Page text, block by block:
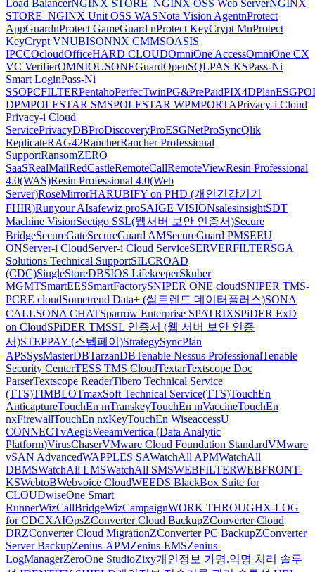
Load BalancerNGINX STORE_NGINX OSS Web ServerNGINX
STORE_NGINX Unit OSS WASNota Vision AgentnProtect
AppGuardnProtect GameGuard nProtect KeyCrypt MnProtect
KeyCrypt VNUBISONNX CMMSOASIS
IPCCOcloudOfficeHARD CLOUDOmniOne AccessOmniOne CX
VC VerifierOMNIOUSONEGuardOpenSQLPAS-KSPass-Ni
Smart LoginPass-Ni
SSOPCFILTERPentahoPerfecTwinPG&PrePaidPIX4DPlanESG
DPMPOLESTAR SMSPOLESTAR WPMPORTAPrivacy-i Cloud
Privacy-i Cloud
ServicePrivacyDBProDiscoveryProESGNetProSyncQlik
ReplicateRAG42RancherRancher Professional
SupportRansomZERO
SaaSRealMailRedCastleRemoteCallRemoteViewResin Professional
4.0(WAS)Resin Professional 4.0(Web
Server)RoseMirrorHARUBIFY on PHD (개인건강기기
FHIR)Runyour AIsafewiz proSAIGE VISIONsalesinsightSDT
Machine VisionSectigo SSL(웹서버 보안 인증서)Secure
BridgeSecureGateSecureGuard AMSecureGuard PMSEEU
ONServer-i CloudServer-i Cloud ServiceSERVERFILTERSGA
Solutions Technical SupportSILCROAD
(CDC)SingleStoreDBSIOS LifekeeperSkuber
MGMTSmartEESSmartFactorySNIPER ONE cloudSNIPER TMS-
PCRE cloudSometrend Data+ (썸트렌드 데이터플러스)SONA
CALLSONA CHATSparrow Enterprise SPATRIXSPiDER ExD
on CloudSPiDER TMSSL 인증서 (웹 서버 보안 인증
서)STEPPAY (스텝페이)StrategySyncPlan
APSSysMasterDBTarzanDBTenable Nessus ProfessionalTenable
Security CenterTESS TMS CloudTextarTextscope Doc
ParserTextscope ReaderTibero Technical Service
(TTS)TIMBLOTmaxSoft Technical Service(TTS)TouchEn
AnticaptureTouchEn mTranskeyTouchEn mVaccineTouchEn
nxFirewallTouchEn nxKeyTouchEn WiseaccessU
CONNECTvAegisVeeamVertica (Data Analytic
Platform)VirusChaserVMware Cloud Foundation StandardVMware
vSAN AdvancedWAPPLES SAWatchAll APMWatchAll
DBMSWatchAll LMSWatchAll SMSWEBFILTERWEBFRONT-
KSWebtoBWebvoice CloudWEEDS BlackBox Suite for
CLOUDwiseOne Smart
RunnerWizCallBridgeWizCampaignWORK THROUGHX-LOG
for CDCXAIOpsZConverter Cloud BackupZConverter Cloud
DRZConverter Cloud MigrationZConverter PC BackupZConverter
Server BackupZenius-APMZenius-EMSZenius-
LogManagerZeroOne StudioZixy개인정보 가명.익명 처리 솔루